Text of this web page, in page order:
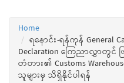
Home
ရနောင်း-ရန်ကုန် General
Declaration ကြေညာလွှာတွ
တံတား၏ Customs
သူများမှ သိရှိနိုင်ပါရန်